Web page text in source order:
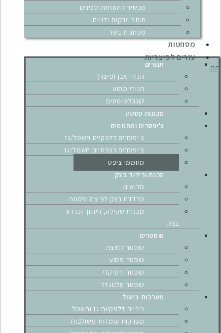
מכשיר להשחזת סכינים
חותכי ירקות ידניים
מטחנות בשר
מסחטות
עזרים לפיצריות
תנורים
תנורי אבן (פיצה)
תנורי מסוע
קונבקטומטים
מכונות פסטה
צ'יפסרים ומחממים
צ'יפסרים דלפקיים חשמל/גז
צ'יפסרים רצפתיים חשמל/גז
מחממי ציפס
הכנת ורידוד בצק
מלושים
מרדדת בצק לפיצה ופסטה
מכנות שקילה, חיתוך וכדרור
בצק
טוסטרים
טוסטר לחיצה
טוסטר מסוע
טוסטר ורטיקלי
טוסטר סלמנדר
מערכות בישול
כיריים דלפקיות גז וחשמל
מערכות עומדות משולבות